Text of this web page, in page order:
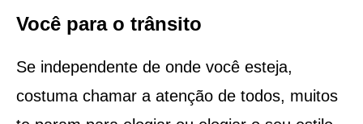
Você para o trânsito
Se independente de onde você esteja,
costuma chamar a atenção de todos, muitos